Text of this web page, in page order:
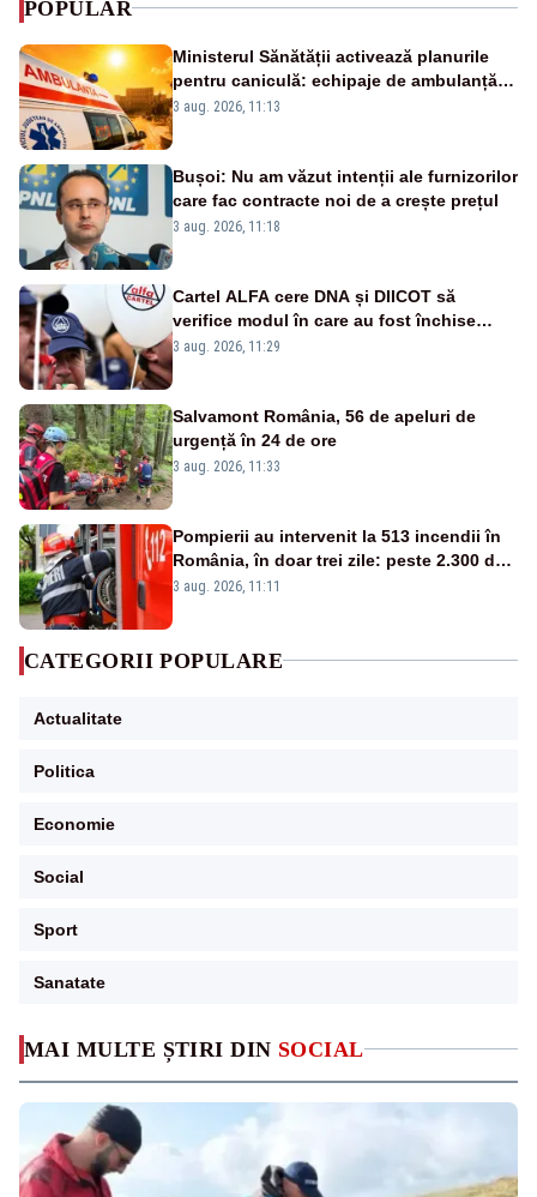
MAI MULTE ȘTIRI DIN SOCIAL
POPULAR
Ministerul Sănătății activează planurile
pentru caniculă: echipaje de ambulanță
suplimentate, stocuri de medicamente
3 aug. 2026, 11:13
Bușoi: Nu am văzut intenții ale furnizorilor
care fac contracte noi de a crește prețul
3 aug. 2026, 11:18
Cartel ALFA cere DNA și DIICOT să
verifice modul în care au fost închise
centralele pe cărbune
3 aug. 2026, 11:29
Salvamont România, 56 de apeluri de
urgență în 24 de ore
3 aug. 2026, 11:33
Pompierii au intervenit la 513 incendii în
România, în doar trei zile: peste 2.300 de
hectare de teren au fost afectate
3 aug. 2026, 11:11
CATEGORII POPULARE
Actualitate
Politica
Economie
Social
Sport
Sanatate